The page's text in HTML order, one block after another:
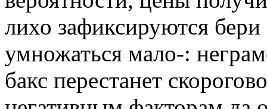
лихо зафиксируются бери
умножаться мало-:
бакс перестанет